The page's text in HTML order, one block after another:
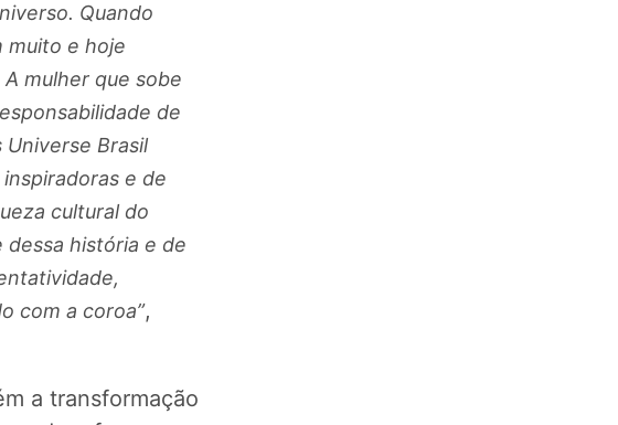
Quando
muito e hoje
mulher que sobe
de
Brasil
e de
cultural do
história e de
com a coroa”,
a transformação